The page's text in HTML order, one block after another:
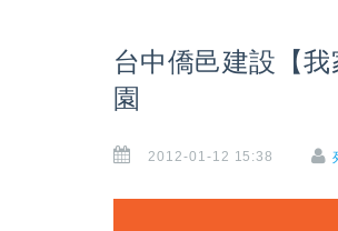
台中僑邑建設【
園
2012-01-12 15:38